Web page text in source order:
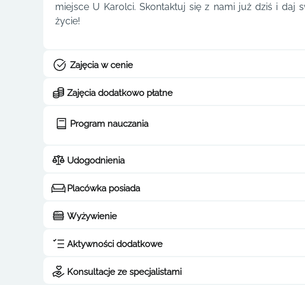
miejsce U Karolci. Skontaktuj się z nami już dziś i daj
życie!
Zajęcia w cenie
Zajęcia dodatkowo płatne
Program nauczania
Udogodnienia
Placówka posiada
Wyżywienie
Aktywności dodatkowe
Konsultacje ze specjalistami